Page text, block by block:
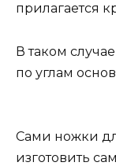
прилагается
В таком
по углам
Сами ножки
изготовить